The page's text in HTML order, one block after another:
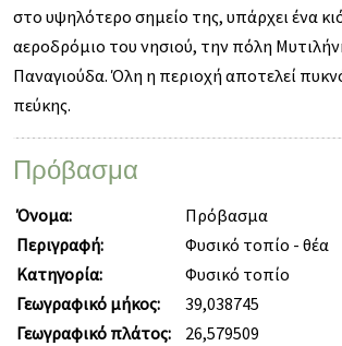
στο υψηλότερο σημείο της, υπάρχει ένα
αεροδρόμιο του νησιού, την πόλη
Παναγιούδα. Όλη η περιοχή αποτελεί
πεύκης.
Πρόβασμα
Όνομα:
Πρόβασμα
Περιγραφή:
Φυσικό τοπίο - θέα
Κατηγορία:
Φυσικό τοπίο
Γεωγραφικό μήκος:
39,038745
Γεωγραφικό πλάτος:
26,579509